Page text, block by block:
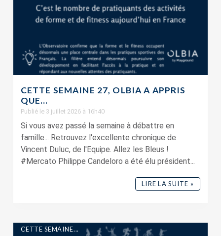
CETTE SEMAINE 27, OLBIA A APPRIS
QUE…
Publié le 3 juillet 2026 à 16h40
Si vous avez passé la semaine à débattre en
famille... Retrouvez l'excellente chronique de
Vincent Duluc, de l'Equipe. Allez les Bleus !
#Mercato Philippe Candeloro a été élu président...
LIRE LA SUITE »
CETTE SEMAINE...